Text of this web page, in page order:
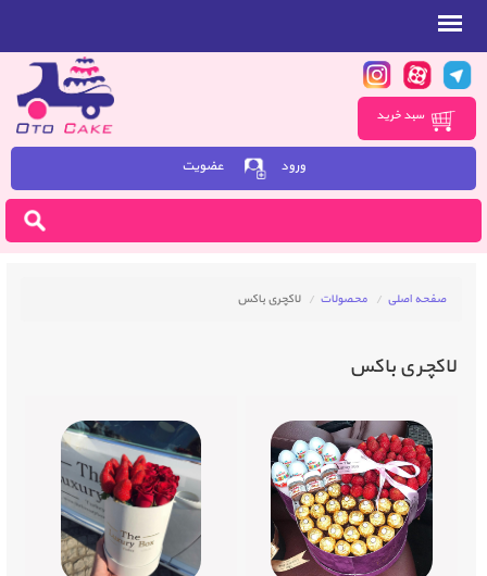
سبد خرید
ورود عضویت
صفحه اصلی محصولات لاکچری باکس
لاکچری باکس